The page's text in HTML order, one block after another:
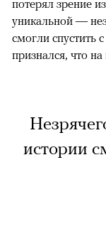
потерял зрение
уникальной —
смогли спустить
признался, что
истории